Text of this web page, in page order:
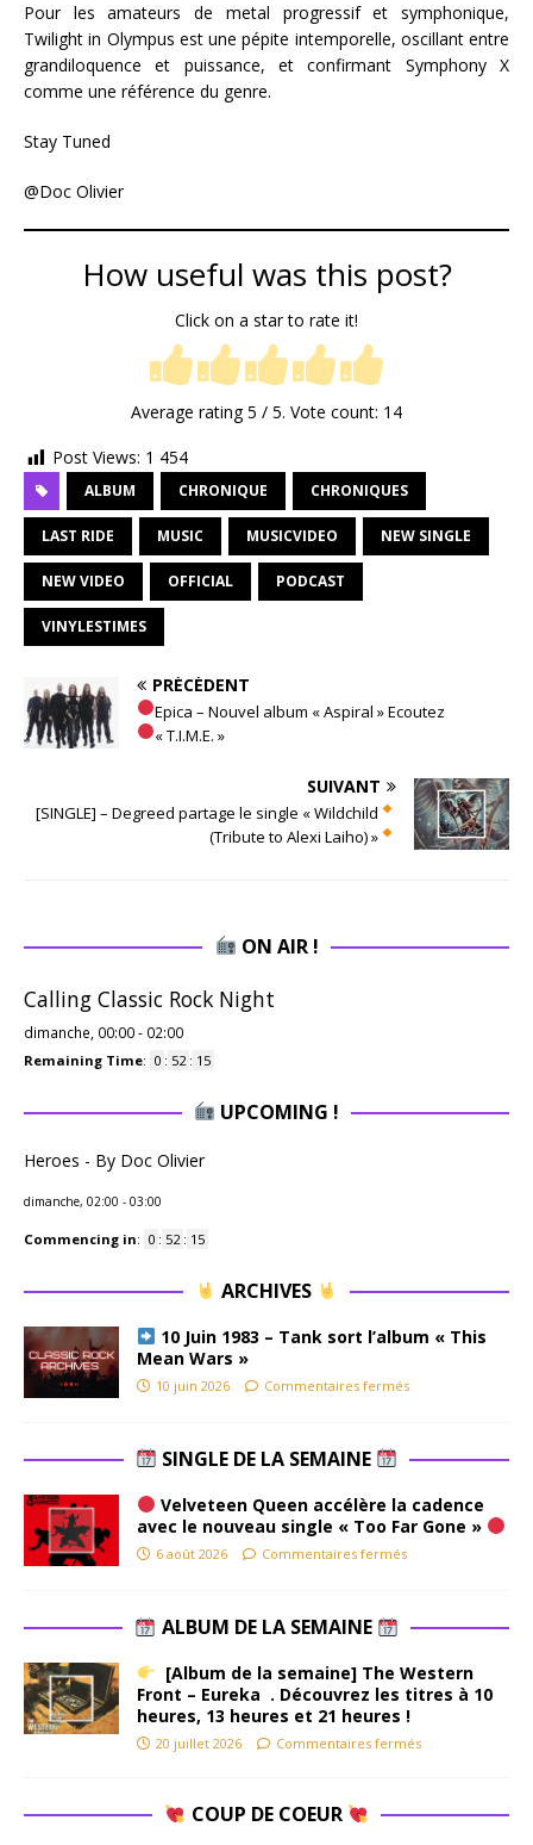
Pour les amateurs de metal progressif et symphonique,
Twilight in Olympus est une pépite intemporelle, oscillant entre
grandiloquence et puissance, et confirmant Symphony X
comme une référence du genre.
Stay Tuned
@Doc Olivier
How useful was this post?
Click on a star to rate it!
Average rating5 / 5. Vote count: 14
Post Views: 1 454
ALBUM CHRONIQUE CHRONIQUES
LAST RIDE MUSIC MUSICVIDEO NEW SINGLE
NEW VIDEO OFFICIAL PODCAST
VINYLESTIMES
PRÉCÉDENT
Epica – Nouvel album « Aspiral » Ecoutez
« T.I.M.E. »
SUIVANT
[SINGLE] – Degreed partage le single « Wildchild
(Tribute to Alexi Laiho) »
ON AIR !
Calling Classic Rock Night
dimanche, 00:00- 02:00
Remaining Time: 0 : 52 : 14
UPCOMING !
Heroes - By Doc Olivier
dimanche, 02:00 - 03:00
Commencing in: 0 : 52 : 14
ARCHIVES
10 Juin 1983 – Tank sort l’album « This
Mean Wars »
10 juin 2026 Commentaires fermés
SINGLE DE LA SEMAINE
Velveteen Queen accélère la cadence
avec le nouveau single « Too Far Gone »
6 août 2026 Commentaires fermés
ALBUM DE LA SEMAINE
[Album de la semaine] The Western
Front – Eureka . Découvrez les titres à 10
heures, 13 heures et 21 heures !
20 juillet 2026 Commentaires fermés
COUP DE COEUR